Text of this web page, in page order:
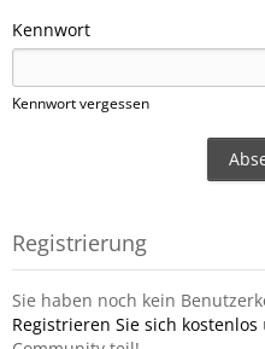
Kennwort
Kennwort vergessen
Registrierung
Sie haben noch kein
Registrieren Sie sich kostenlos